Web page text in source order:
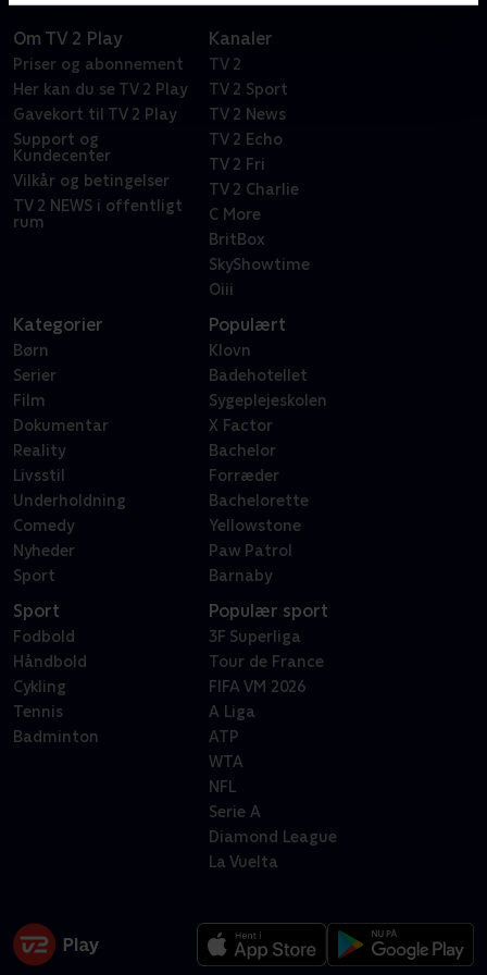
Om TV 2 Play
Priser og abonnement
Her kan du se TV 2 Play
Gavekort til TV 2 Play
Support og
Kundecenter
Vilkår og betingelser
TV 2 NEWS i offentligt
rum
Kanaler
TV 2
TV 2 Sport
TV 2 News
TV 2 Echo
TV 2 Fri
TV 2 Charlie
C More
BritBox
SkyShowtime
Oiii
Kategorier
Børn
Serier
Film
Dokumentar
Reality
Livsstil
Underholdning
Comedy
Nyheder
Sport
Populært
Klovn
Badehotellet
Sygeplejeskolen
X Factor
Bachelor
Forræder
Bachelorette
Yellowstone
Paw Patrol
Barnaby
Sport
Fodbold
Håndbold
Cykling
Tennis
Badminton
Populær sport
3F Superliga
Tour de France
FIFA VM 2026
A Liga
ATP
WTA
NFL
Serie A
Diamond League
La Vuelta